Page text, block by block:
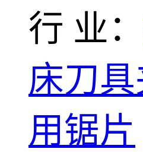
行 业：
床刀
用锯片